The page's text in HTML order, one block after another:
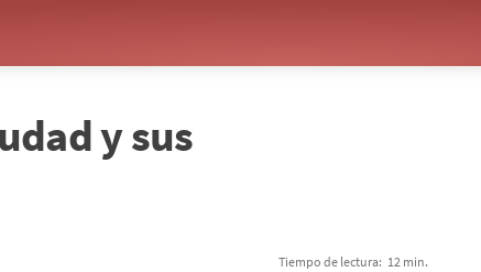
y sus
Tiempo de lectura: 12 min.